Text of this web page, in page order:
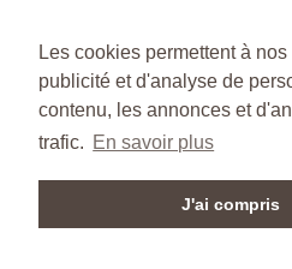
Les cookies permettent à
publicité et d'analyse de
contenu, les annonces et
trafic. En savoir plus
J'ai compris